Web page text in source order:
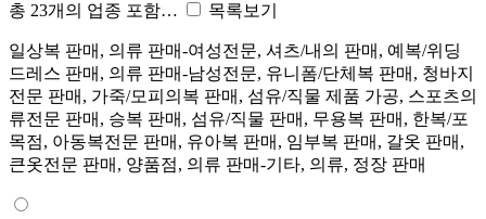
총 23개의 업종 포함…
목록보기
일상복 판매, 의류 판매-여성전문, 셔츠/내의 판매, 예복/위딩
드레스 판매, 의류 판매-남성전문, 유니폼/단체복 판매, 청바지
전문 판매, 가죽/모피의복 판매, 섬유/직물 제품 가공, 스포츠의
류전문 판매, 승복 판매, 섬유/직물 판매, 무용복 판매, 한복/포
목점, 아동복전문 판매, 유아복 판매, 임부복 판매, 갈옷 판매,
큰옷전문 판매, 양품점, 의류 판매-기타, 의류, 정장 판매